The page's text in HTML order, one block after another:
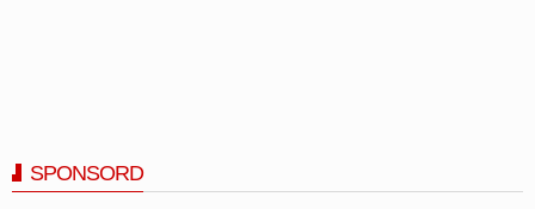
SPONSORD